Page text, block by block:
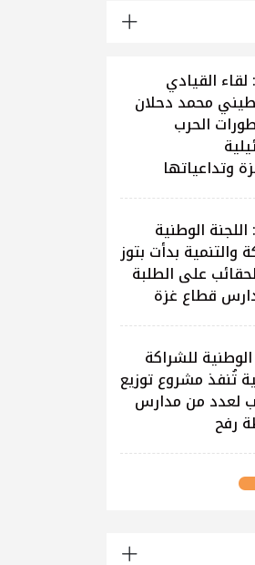
القيادي
محمد دحلان
الحرب
وتداعياتها
الوطنية
بدأت بتوزيع
على الطلبة
قطاع غزة
للشراكة
تُنفذ مشروع توزيع
لعدد من مدارس